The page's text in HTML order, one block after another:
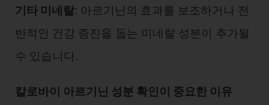
기타 미네랄: 아르기닌의 효과를 보조하거나 전
반적인 건강 증진을 돕는 미네랄 성분이 추가될
수 있습니다.
칼로바이 아르기닌 성분 확인이 중요한 이유